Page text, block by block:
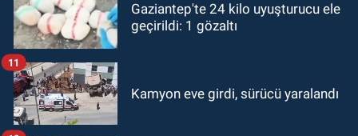
Gaziantep'te 24 kilo uyuşturucu ele
geçirildi: 1 gözaltı
Kamyon eve girdi, sürücü yaralandı
11